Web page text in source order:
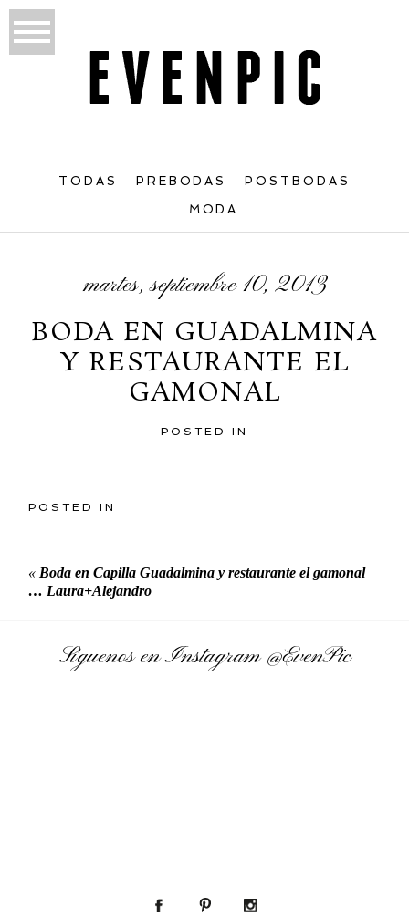
TODAS PREBODAS POSTBODAS
MODA
martes, septiembre 10, 2013
BODA EN GUADALMINA
Y RESTAURANTE EL
GAMONAL
POSTED IN
POSTED IN
« Boda en Capilla Guadalmina y restaurante el gamonal
… Laura+Alejandro
Síguenos en Instagram@EvenPic